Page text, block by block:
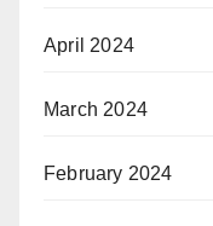
April 2024
March 2024
February 2024